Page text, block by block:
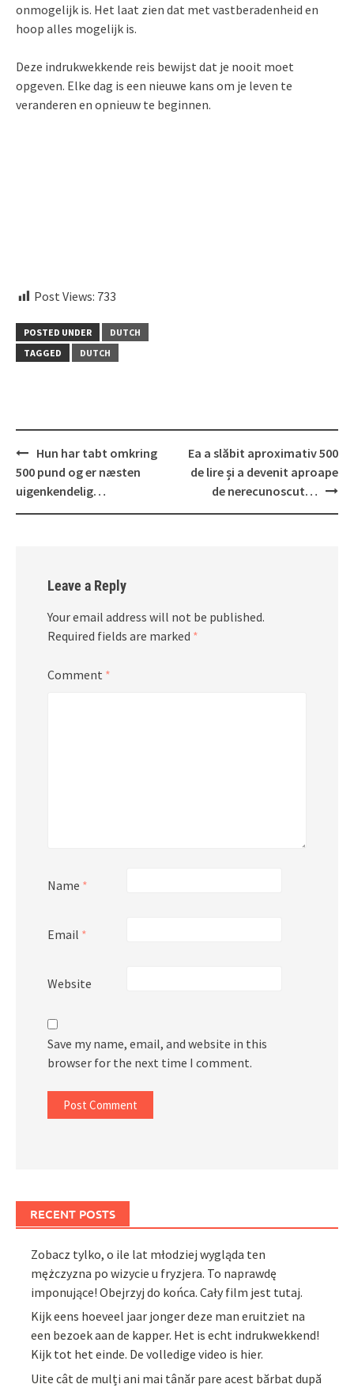
onmogelijk is. Het laat zien dat met vastberadenheid en
hoop alles mogelijk is.
Deze indrukwekkende reis bewijst dat je nooit moet
opgeven. Elke dag is een nieuwe kans om je leven te
veranderen en opnieuw te beginnen.
Post Views: 733
POSTED UNDER
DUTCH
TAGGED
DUTCH
Post
navigation
Hun har tabt omkring
500 pund og er næsten
uigenkendelig…
Ea a slăbit aproximativ 500
de lire și a devenit aproape
de nerecunoscut…
Leave a Reply
Your email address will not be published.
Required fields are marked *
Comment *
Name *
Email *
Website
Save my name, email, and website in this
browser for the next time I comment.
RECENT POSTS
Zobacz tylko, o ile lat młodziej wygląda ten
mężczyzna po wizycie u fryzjera. To naprawdę
imponujące! Obejrzyj do końca. Cały film jest tutaj.
Kijk eens hoeveel jaar jonger deze man eruitziet na
een bezoek aan de kapper. Het is echt indrukwekkend!
Kijk tot het einde. De volledige video is hier.
Uite cât de mulți ani mai tânăr pare acest bărbat după